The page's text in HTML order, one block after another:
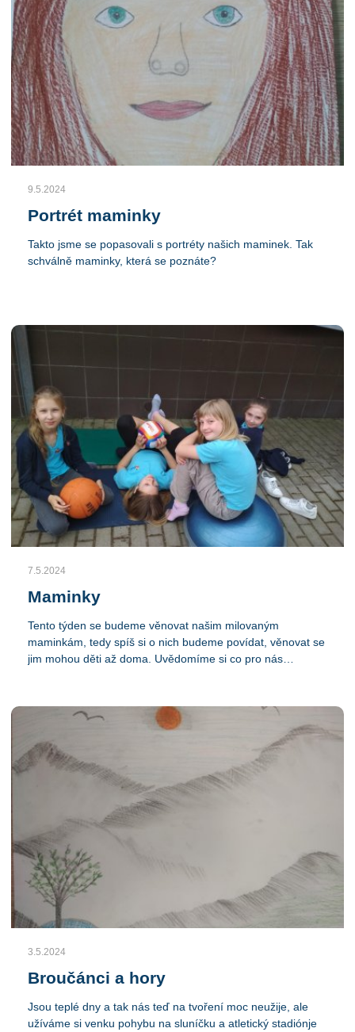
9.5.2024
Portrét maminky
Takto jsme se popasovali s portréty našich maminek. Tak
schválně maminky, která se poznáte?
7.5.2024
Maminky
Tento týden se budeme věnovat našim milovaným
maminkám, tedy spíš si o nich budeme povídat, věnovat se
jim mohou děti až doma. Uvědomíme si co pro nás
pokusíme se zase trochu posunout v malování portrétu.
Včera ještě bylo počasí na běhání venku, to se ovšem o
dnešku říci nedá, tak nás čeká práce v budově a ping pong,
fotbálek a stolní a karetní hry.
3.5.2024
Broučánci a hory
Jsou teplé dny a tak nás teď na tvoření moc neužije, ale
užíváme si venku pohybu na sluníčku a atletický stadiónje